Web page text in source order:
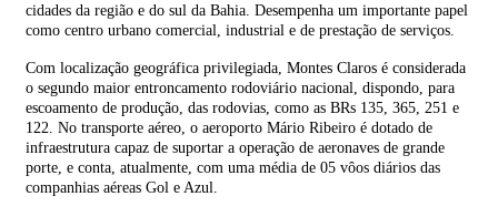
cidades da região e do sul da Bahia. Desempenha um importante papel
como centro urbano comercial, industrial e de prestação de serviços.
Com localização geográfica privilegiada, Montes Claros é considerada
o segundo maior entroncamento rodoviário nacional, dispondo, para
escoamento de produção, das rodovias, como as BRs 135, 365, 251 e
122. No transporte aéreo, o aeroporto Mário Ribeiro é dotado de
infraestrutura capaz de suportar a operação de aeronaves de grande
porte, e conta, atualmente, com uma média de 05 vôos diários das
companhias aéreas Gol e Azul.